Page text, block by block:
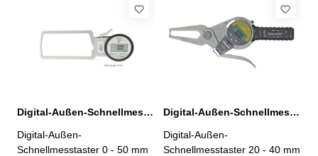
Behältnis/Kasten
Digital-Außen-Schnellmesstaster 0 - 50 mm IP 65
Digital-Außen-
Schnellmesstaster 0 - 50 mm
Digital-Außen-Schnellmesstaster 20 - 40 mm IP 65
Digital-Außen-
Schnellmesstaster 20 - 40 mm